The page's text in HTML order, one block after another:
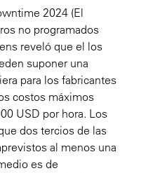
2024 (El
no programados
reveló que el los
suponer una
para los fabricantes
costos máximos
USD por hora. Los
dos tercios de las
al menos una
es de